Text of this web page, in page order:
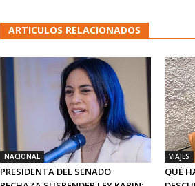
ARTICULOS RELACIONADOS
NACIONAL
PRESIDENTA DEL SENADO
VIAJES
QUÉ